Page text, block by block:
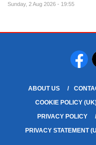
Sunday, 2 Aug 2026 - 19:55
ABOUT US
COOKIE POLICY
PRIVACY POLICY
PRIVACY STATEMENT